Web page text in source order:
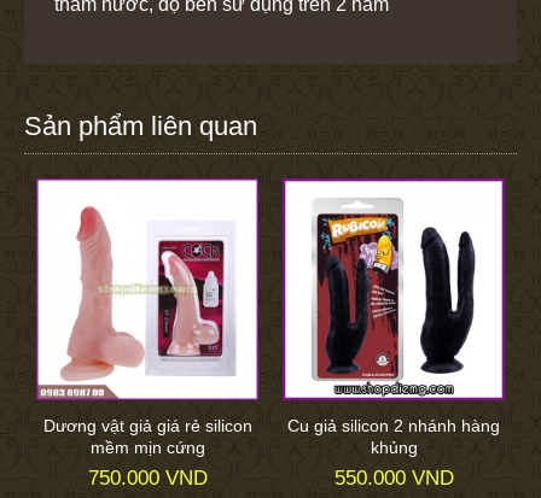
thấm nước, độ bền sử dụng trên 2 năm
Sản phẩm liên quan
Dương vật giả giá rẻ silicon
mềm mịn cứng
750.000 VND
Cu giả silicon 2 nhánh hàng
khủng
550.000 VND